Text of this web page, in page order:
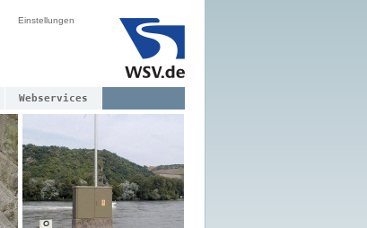
Einstellungen
Webservices